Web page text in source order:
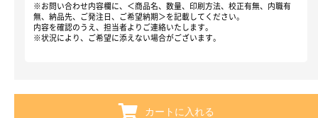
※お問い合わせ内容欄に、＜商品名、数量、印刷方法、校正有無、内職有
無、納品先、ご発注日、ご希望納期＞を記載してください。
内容を確認のうえ、担当者よりご連絡いたします。
※状況により、ご希望に添えない場合がございます。
カートに入れる